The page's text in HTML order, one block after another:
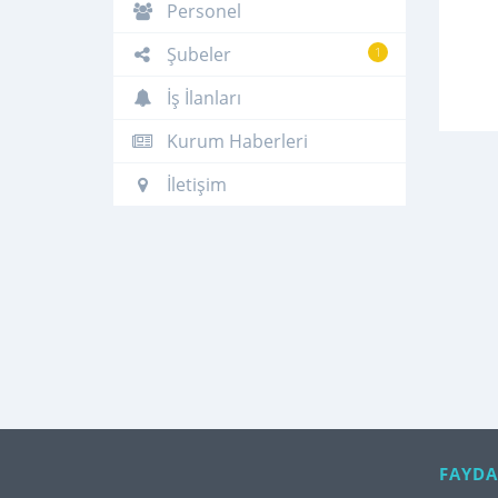
Personel
1
Şubeler
İş İlanları
Kurum Haberleri
İletişim